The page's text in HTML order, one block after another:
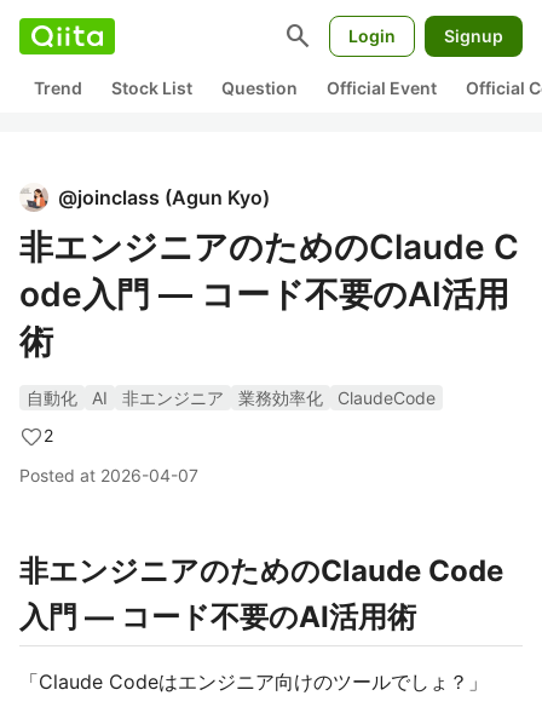
search Login Signup
Trend Stock List Question Official Event Official
@joinclass (Agun Kyo)
非エンジニアのためのClaude C
ode入門 — コード不要のAI活用
術
自動化 AI 非エンジニア 業務効率化
ClaudeCode
2
Posted at 2026-04-07
非エンジニアのためのClaude Code
入門 — コード不要のAI活用術
「Claude Codeはエンジニア向けのツールでしょ？」